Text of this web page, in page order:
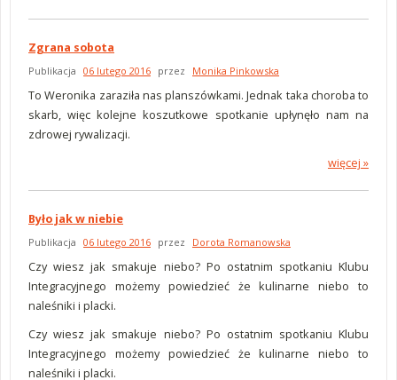
Zgrana sobota
Publikacja 06 lutego 2016 przez Monika Pinkowska
To Weronika zaraziła nas planszówkami. Jednak taka choroba to
skarb, więc kolejne koszutkowe spotkanie upłynęło nam na
zdrowej rywalizacji.
więcej »
Było jak w niebie
Publikacja 06 lutego 2016 przez Dorota Romanowska
Czy wiesz jak smakuje niebo? Po ostatnim spotkaniu Klubu
Integracyjnego
możemy powiedzieć że kulinarne niebo to
naleśniki i placki.
Czy wiesz jak smakuje niebo? Po ostatnim spotkaniu Klubu
Integracyjnego możemy powiedzieć że kulinarne niebo to
naleśniki i placki.